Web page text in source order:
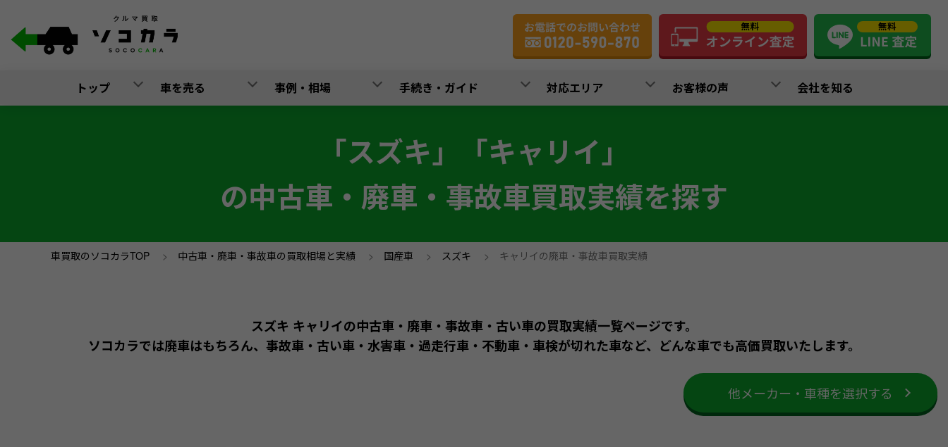
トップ 車を売る 事例・相場 手続き・ガイド 対応エリア お客様の声 会社を知る
「スズキ」「キャリイ」
の中古車・廃車・事故車買取実績を探す
車買取のソコカラTOP > 中古車・廃車・事故車の買取相場と実績 > 国産車 > スズキ > キャリイの廃車・事故車買取実績
スズキ キャリイの中古車・廃車・事故車・古い車の買取実績一覧ページです。
ソコカラでは廃車はもちろん、事故車・古い車・水害車・過走行車・不動車・車検が切れた車など、どんな車でも高価買取いたします。
他メーカー・車種を選択する